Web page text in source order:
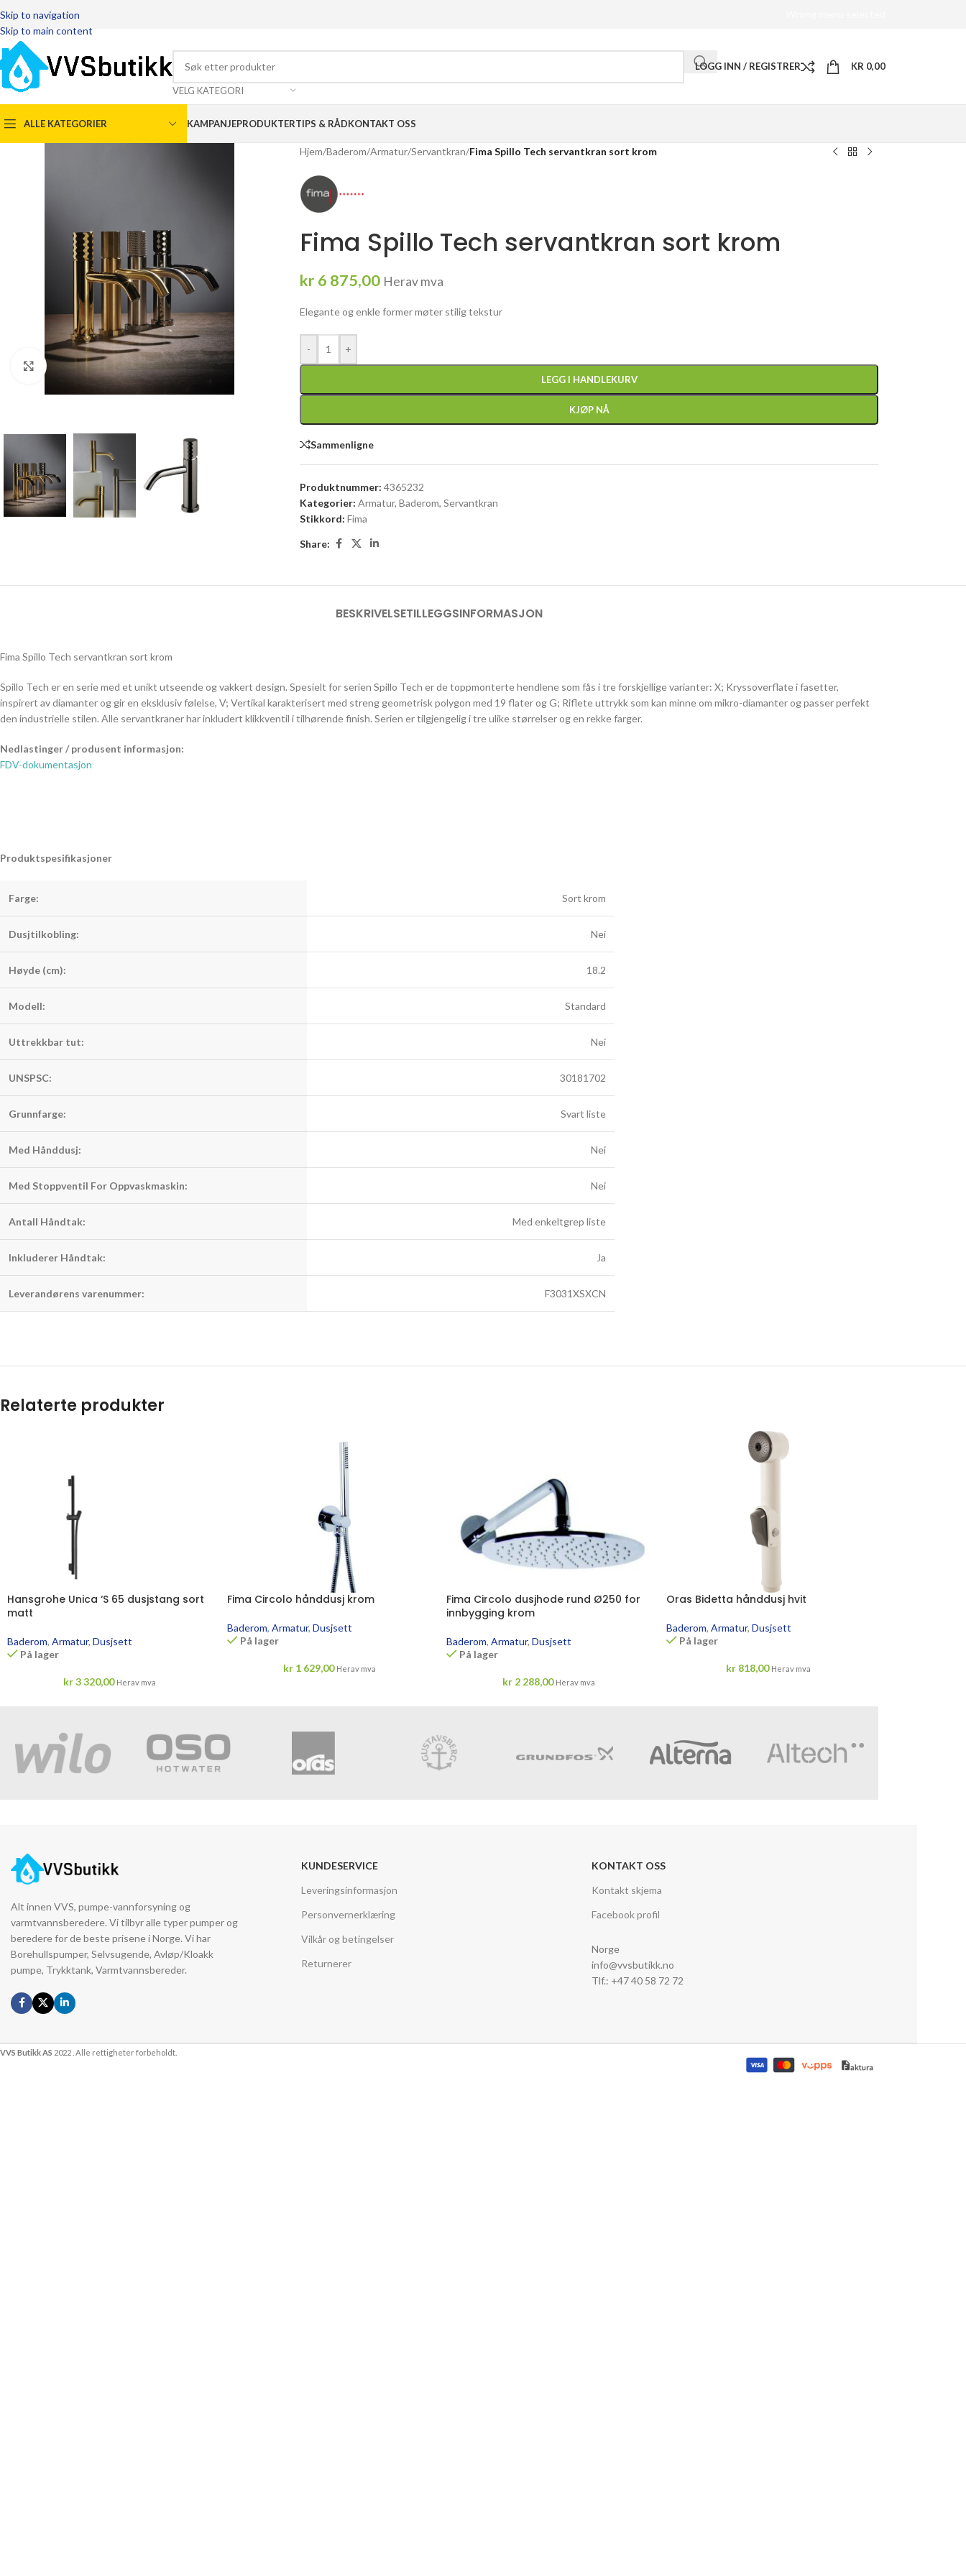
Skip to navigation
Skip to main content
VELG KATEGORI
LOGG INN / REGISTRER KR 0,00
ALLE KATEGORIER KAMPANJEPRODUKTERTIPS & RÅDKONTAKT OSS
Click to enlarge
Hjem/Baderom/Armatur/Servantkran/Fima Spillo Tech servantkran sort krom
Fima Spillo Tech servantkran sort krom
kr 6 875,00 Herav mva
Elegante og enkle former møter stilig tekstur
- +
LEGG I HANDLEKURV
KJØP NÅ
Sammenligne
Produktnummer:4365232
Kategorier: Armatur, Baderom, Servantkran
Stikkord: Fima
Share:
BESKRIVELSETILLEGGSINFORMASJON
Fima Spillo Tech servantkran sort krom
Spillo Tech er en serie med et unikt utseende og vakkert design. Spesielt for serien Spillo Tech er de toppmonterte hendlene som fås i tre forskjellige varianter: X; Kryssoverflate i fasetter,
inspirert av diamanter og gir en eksklusiv følelse, V; Vertikal karakterisert med streng geometrisk polygon med 19 flater og G; Riflete uttrykk som kan minne om mikro-diamanter og passer perfekt
den industrielle stilen. Alle servantkraner har inkludert klikkventil i tilhørende finish. Serien er tilgjengelig i tre ulike størrelser og en rekke farger.
Nedlastinger / produsent informasjon:
FDV-dokumentasjon
Produktspesifikasjoner
Farge: Sort krom
Dusjtilkobling: Nei
Høyde (cm): 18.2
Modell: Standard
Uttrekkbar tut: Nei
UNSPSC: 30181702
Grunnfarge: Svart liste
Med Hånddusj: Nei
Med Stoppventil For Oppvaskmaskin: Nei
Antall Håndtak: Med enkeltgrep liste
Inkluderer Håndtak: Ja
Leverandørens varenummer: F3031XSXCN
Relaterte produkter
Hansgrohe Unica ‘S 65 dusjstang sort
matt
Baderom, Armatur, Dusjsett
På lager
kr3 320,00 Herav mva
Fima Circolo hånddusj krom
Baderom, Armatur, Dusjsett
På lager
kr1 629,00 Herav mva
Fima Circolo dusjhode rund Ø250 for
innbygging krom
Baderom, Armatur, Dusjsett
På lager
kr 2 288,00 Herav mva
Oras Bidetta hånddusj hvit
Baderom, Armatur, Dusjsett
På lager
kr 818,00 Herav mva
Alt innen VVS, pumpe-vannforsyning og
varmtvannsberedere. Vi tilbyr alle typer pumper og
beredere for de beste prisene i Norge. Vi har
Borehullspumper, Selvsugende, Avløp/Kloakk
pumpe, Trykktank, Varmtvannsbereder.
KUNDESERVICE
Leveringsinformasjon
Personvernerklæring
Vilkår og betingelser
Returnerer
KONTAKT OSS
Kontakt skjema
Facebook profil
Norge
info@vvsbutikk.no
Tlf.: +47 40 58 72 72
VVS Butikk AS 2022 . Alle rettigheter forbeholdt.